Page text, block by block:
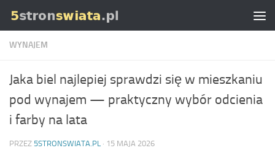
Skip to content
WYNAJEM
Jaka biel najlepiej sprawdzi się w mieszkaniu
pod wynajem — praktyczny wybór odcienia
i farby na lata
PRZEZ 5STRONSWIATA.PL · 15 MAJA 2026